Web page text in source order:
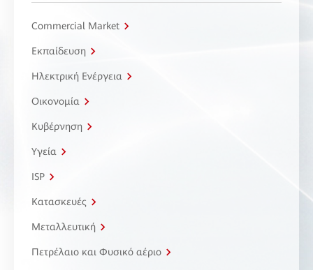
Commercial Market
Εκπαίδευση
Ηλεκτρική Ενέργεια
Οικονομία
Κυβέρνηση
Υγεία
ISP
Κατασκευές
Μεταλλευτική
Πετρέλαιο και Φυσικό αέριο